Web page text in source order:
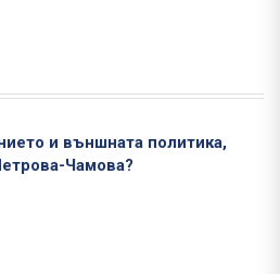
и външната политика,
Чамова?